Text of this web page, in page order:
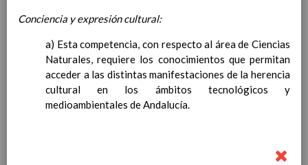
las competencias clave
ConcreciÃ³n curricular
para la etapa. Perfiles de
Ã¡rea y de
competencias
ContribuciÃ³n del Ã¡rea a
Conciencia y expresión cultural:
a) Esta competencia, con respecto al área de Ciencias
Naturales, requiere los conocimientos que permitan
acceder a las distintas manifestaciones de la herencia
cultural en los ámbitos tecnológicos y
medioambientales de Andalucía.